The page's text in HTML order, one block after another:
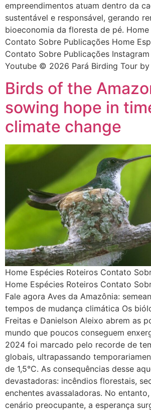
empreendimentos atuam dentro da
sustentável e responsável, gerando
bioeconomia da floresta de pé.
Contato Sobre Publicações Home
Contato Sobre Publicações
Youtube © 2026 Pará Birding Tour by
Birds of the
sowing hope in
climate change
Home Espécies Roteiros Contato
Home Espécies Roteiros Contato
Fale agora Aves da Amazônia:
tempos de mudança climática Os
Freitas e Danielson Aleixo abrem as
mundo que poucos conseguem
2024 foi marcado pelo recorde de
globais, ultrapassando
de 1,5°C. As consequências desse
devastadoras: incêndios florestais,
enchentes avassaladoras. No
cenário preocupante, a esperança